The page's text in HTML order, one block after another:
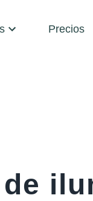
Precios